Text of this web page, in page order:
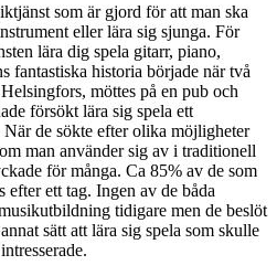
som är gjord för att man ska
eller lära sig sjunga. För
lära dig spela gitarr, piano,
fantastiska historia började när två
möttes på en pub och
försökt lära sig spela ett
de sökte efter olika möjligheter
man använder sig av i traditionell
för många. Ca 85% av de som
efter ett tag. Ingen av de båda
tidigare men de beslöt
sätt att lära sig spela som skulle